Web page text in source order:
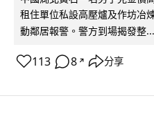
租住單位私設高壓爐及作坊冶
動鄰居報警。警方到場揭發整...
113 8 ↗ 分享